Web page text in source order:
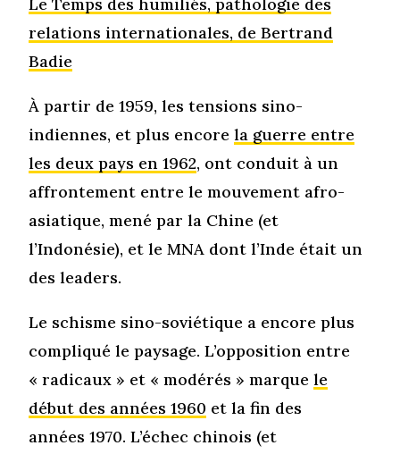
relations internationales, de Bertrand
Badie
À partir de 1959, les tensions sino-
indiennes, et plus encorela guerre entre
les deux pays en 1962, ont conduit à un
affrontement entre le mouvement afro-
asiatique, mené par la Chine (et
l’Indonésie), et le MNA dont l’Inde était un
des leaders.
Le schisme sino-soviétique a encore plus
compliqué le paysage. L’opposition entre
« radicaux » et « modérés » marquele
début des années 1960 et la fin des
années 1970. L’échec chinois (et